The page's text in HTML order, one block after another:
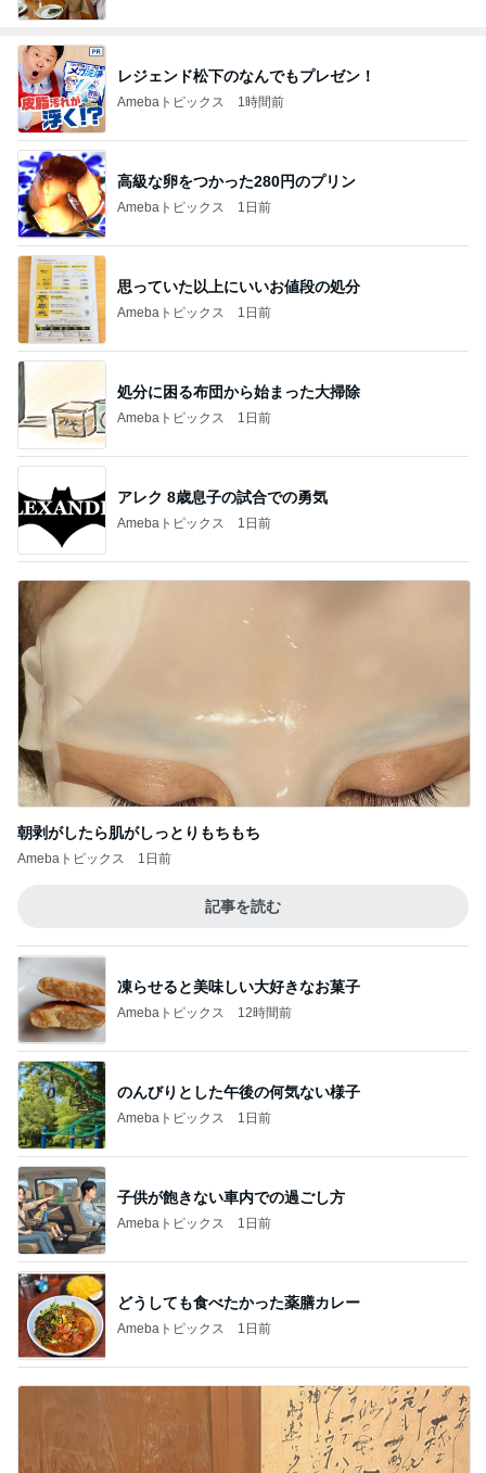
レジェンド松下のなんでもプレゼン！
Amebaトピックス 1時間前
高級な卵をつかった280円のプリン
Amebaトピックス 1日前
思っていた以上にいいお値段の処分
Amebaトピックス 1日前
処分に困る布団から始まった大掃除
Amebaトピックス 1日前
アレク 8歳息子の試合での勇気
Amebaトピックス 1日前
朝剥がしたら肌がしっとりもちもち
Amebaトピックス 1日前
記事を読む
凍らせると美味しい大好きなお菓子
Amebaトピックス 12時間前
のんびりとした午後の何気ない様子
Amebaトピックス 1日前
子供が飽きない車内での過ごし方
Amebaトピックス 1日前
どうしても食べたかった薬膳カレー
Amebaトピックス 1日前